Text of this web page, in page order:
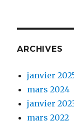
ARCHIVES
janvier
mars 2024
janvier
mars 2022